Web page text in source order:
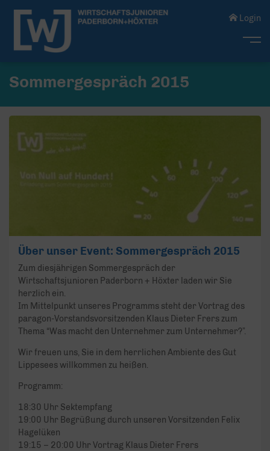
Login
Sommergespräch 2015
Über unser Event: Sommergespräch 2015
Zum diesjährigen Sommergespräch der
Wirtschaftsjunioren Paderborn + Höxter laden wir Sie
herzlich ein.
Im Mittelpunkt unseres Programms steht der Vortrag des
paragon-Vorstandsvorsitzenden Klaus Dieter Frers zum
Thema “Was macht den Unternehmer zum Unternehmer?”.
Wir freuen uns, Sie in dem herrlichen Ambiente des Gut
Lippesees willkommen zu heißen.
Programm:
18:30 Uhr Sektempfang
19:00 Uhr Begrüßung durch unseren Vorsitzenden Felix
Hagelüken
19:15 – 20:00 Uhr Vortrag Klaus Dieter Frers